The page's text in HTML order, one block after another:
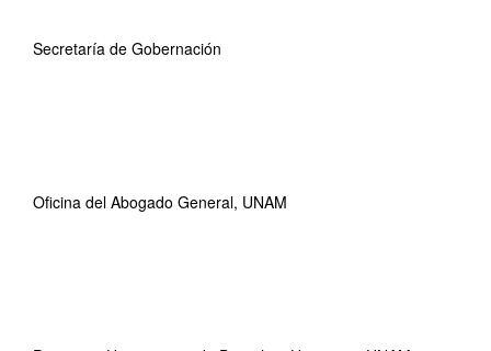
Secretaría de Gobernación
Oficina del Abogado General, UNAM